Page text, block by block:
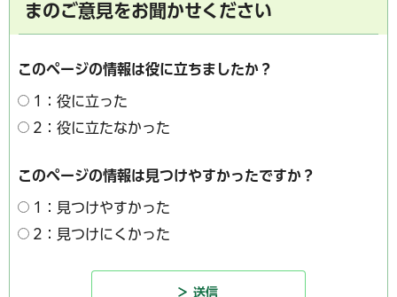
まのご意見をお聞かせください
このページの情報は役に立ちましたか？
1：役に立った
2：役に立たなかった
このページの情報は見つけやすかったですか？
1：見つけやすかった
2：見つけにくかった